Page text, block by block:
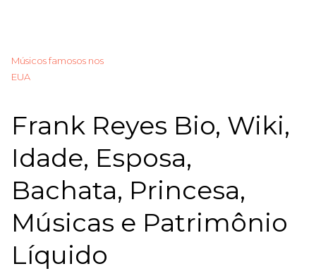
Músicos famosos nos
EUA
Frank Reyes Bio, Wiki,
Idade, Esposa,
Bachata, Princesa,
Músicas e Patrimônio
Líquido